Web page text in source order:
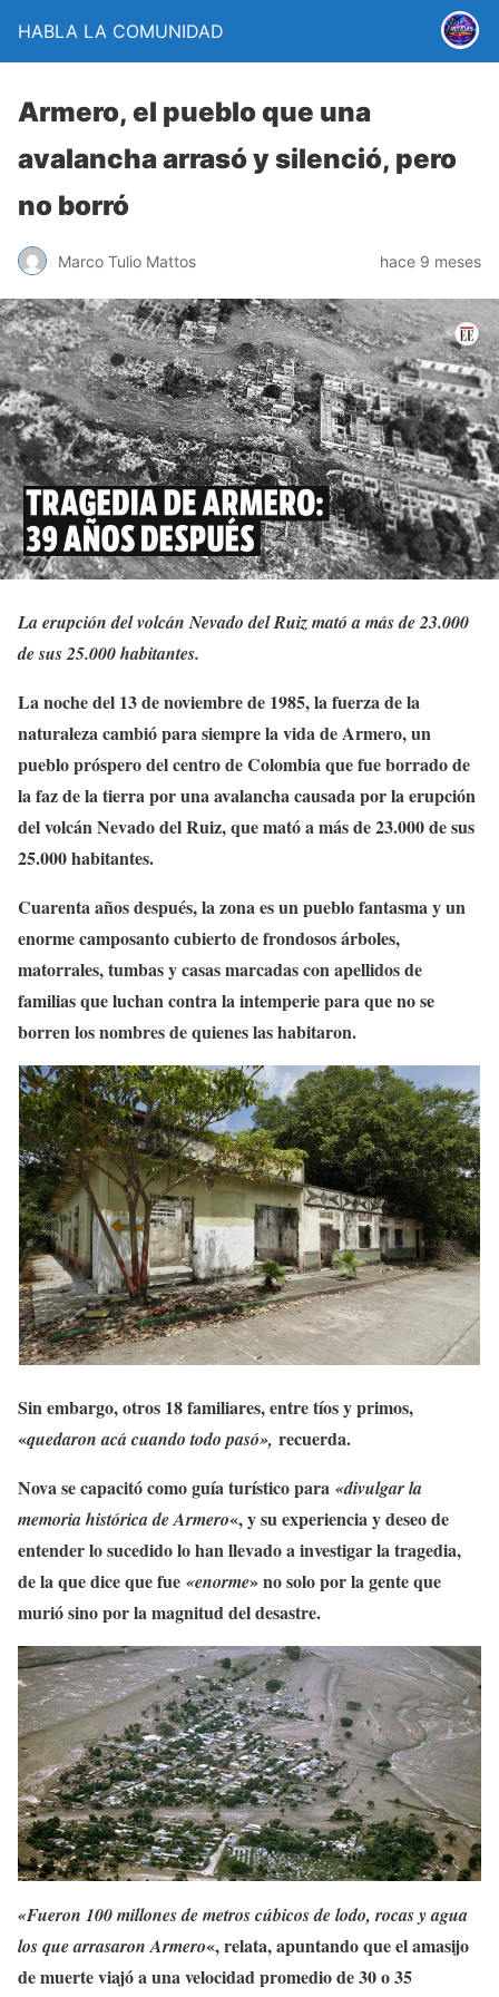
HABLA LA COMUNIDAD
Armero, el pueblo que una
avalancha arrasó y silenció, pero
no borró
Marco Tulio Mattos hace 9 meses
La erupción del volcán Nevado del Ruiz mató a más de 23.000
de sus 25.000 habitantes.
La noche del 13 de noviembre de 1985, la fuerza de la
naturaleza cambió para siempre la vida de Armero, un
pueblo próspero del centro de Colombia que fue borrado de
la faz de la tierra por una avalancha causada por la erupción
del volcán Nevado del Ruiz, que mató a más de 23.000 de sus
25.000 habitantes.
Cuarenta años después, la zona es un pueblo fantasma y un
enorme camposanto cubierto de frondosos árboles,
matorrales, tumbas y casas marcadas con apellidos de
familias que luchan contra la intemperie para que no se
borren los nombres de quienes las habitaron.
Sin embargo, otros 18 familiares, entre tíos y primos,
«quedaron acá cuando todo pasó», recuerda.
Nova se capacitó como guía turístico para «divulgar la
memoria histórica de Armero«, y su experiencia y deseo de
entender lo sucedido lo han llevado a investigar la tragedia,
de la que dice que fue «enorme» no solo por la gente que
murió sino por la magnitud del desastre.
«Fueron 100 millones de metros cúbicos de lodo, rocas y agua
los que arrasaron Armero«, relata, apuntando que el amasijo
de muerte viajó a una velocidad promedio de 30 o 35